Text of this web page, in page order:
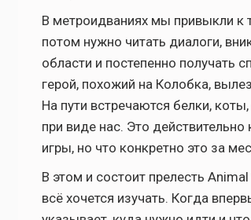
В метроидваниях мы привыкли к
потом нужно читать диалоги,
области и постепенно получать
герой, похожий на Колобка,
На пути встречаются белки,
при виде нас. Это
игры, но что конкретно это за
В этом и состоит прелесть
всё хочется изучать. Когда